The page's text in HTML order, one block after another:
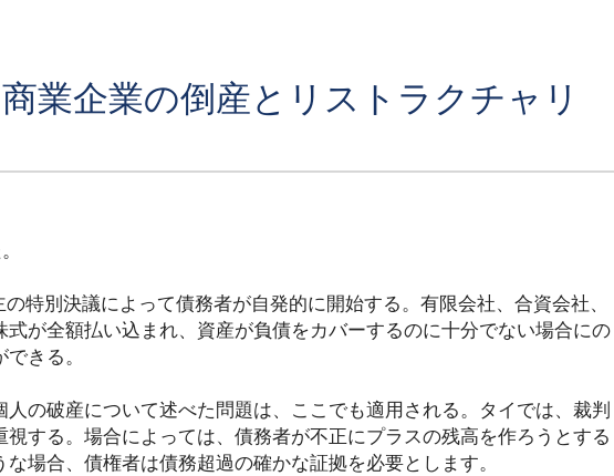
業企業の倒産とリストラクチャリ
特別決議によって債務者が自発的に開始する。有限会社、合資会社、
が全額払い込まれ、資産が負債をカバーするのに十分でない場合にの
きる。
の破産について述べた問題は、ここでも適用される。タイでは、裁判
する。場合によっては、債務者が不正にプラスの残高を作ろうとする
場合、債権者は債務超過の確かな証拠を必要とします。